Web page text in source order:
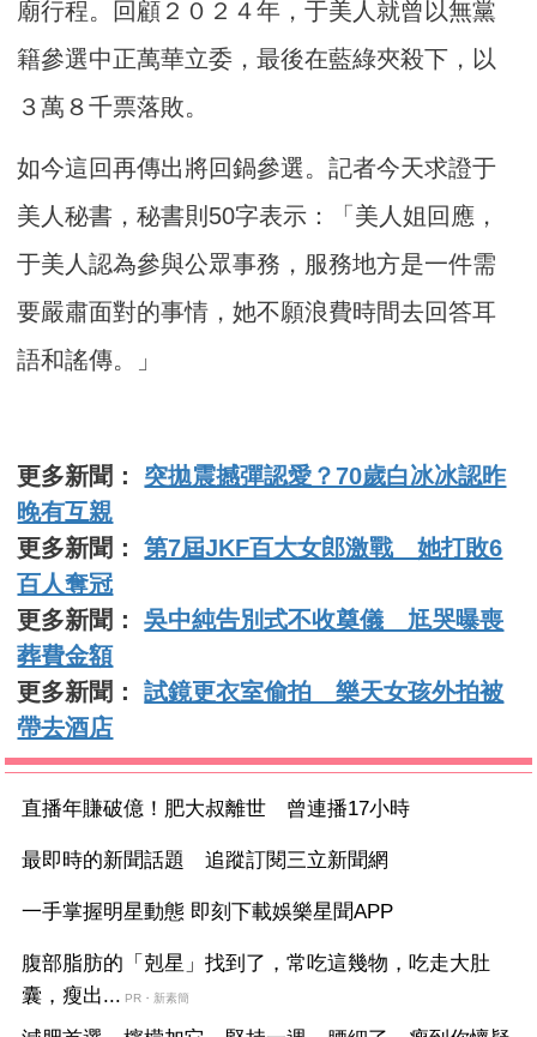
廟行程。回顧２０２４年，于美人就曾以無黨
籍參選中正萬華立委，最後在藍綠夾殺下，以
３萬８千票落敗。
如今這回再傳出將回鍋參選。記者今天求證于
美人秘書，秘書則50字表示：「美人姐回應，
于美人認為參與公眾事務，服務地方是一件需
要嚴肅面對的事情，她不願浪費時間去回答耳
語和謠傳。」
更多新聞： 突拋震撼彈認愛？70歲白冰冰認昨
晚有互親
更多新聞：第7屆JKF百大女郎激戰 她打敗6
百人奪冠
更多新聞：吳中純告別式不收奠儀 尪哭曝喪
葬費金額
更多新聞：試鏡更衣室偷拍 樂天女孩外拍被
帶去酒店
直播年賺破億！肥大叔離世 曾連播17小時
最即時的新聞話題 追蹤訂閱三立新聞網
一手掌握明星動態 即刻下載娛樂星聞APP
腹部脂肪的「剋星」找到了，常吃這幾物，吃走大肚
囊，瘦出... PR・新素簡